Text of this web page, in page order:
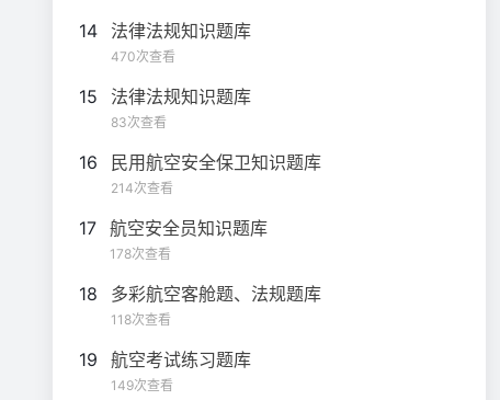
14 法律法规知识题库
470次查看
15 法律法规知识题库
83次查看
16 民用航空安全保卫知识题库
214次查看
17 航空安全员知识题库
178次查看
18 多彩航空客舱题、法规题库
118次查看
19 航空考试练习题库
149次查看